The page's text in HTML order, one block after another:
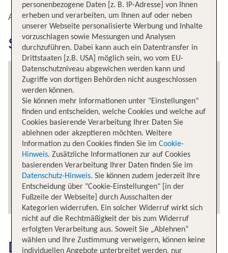
Alternative Flugverbindungen nach Split
Split erkunden
Das könnte dich auch
personenbezogene Daten [z. B. IP-Adresse] von Ihnen
erheben und verarbeiten, um Ihnen auf oder neben
unserer Webseite personalisierte Werbung und Inhalte
vorzuschlagen sowie Messungen und Analysen
durchzuführen. Dabei kann auch ein Datentransfer in
Drittstaaten [z.B. USA] möglich sein, wo vom EU-
Datenschutzniveau abgewichen werden kann und
Zugriffe von dortigen Behörden nicht ausgeschlossen
werden können.
Sie können mehr Informationen unter "Einstellungen"
finden und entscheiden, welche Cookies und welche auf
Cookies basierende Verarbeitung Ihrer Daten Sie
ablehnen oder akzeptieren möchten. Weitere
Information zu den Cookies finden Sie im Cookie-
Hinweis. Zusätzliche Informationen zur auf Cookies
basierenden Verarbeitung Ihrer Daten finden Sie im
Datenschutz-Hinweis. Sie können zudem jederzeit Ihre
Entscheidung über "Cookie-Einstellungen" [in der
Fußzeile der Webseite] durch Ausschalten der
Kategorien widerrufen. Ein solcher Widerruf wirkt sich
nicht auf die Rechtmäßigkeit der bis zum Widerruf
erfolgten Verarbeitung aus. Soweit Sie „Ablehnen“
wählen und Ihre Zustimmung verweigern, können keine
individuellen Angebote unterbreitet werden, nur